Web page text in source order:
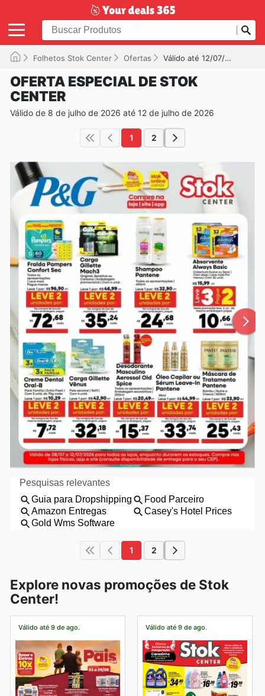
Folhetos Stok Center Ofertas Válido até 12/07/2026
OFERTA ESPECIAL DE STOK
CENTER
Válido de 8 de julho de 2026 até 12 de julho de 2026
1 2
1 2
Explore novas promoções de Stok
Center!
Válido até 9 de ago. Válido até 9 de ago.